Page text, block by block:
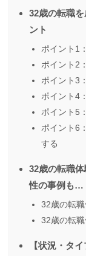
32歳の転職
ント
ポイント1
ポイント2
ポイント3
ポイント4
ポイント5
ポイント6
する
32歳の転職
性の事例も…
32歳の転
32歳の転
【状況・タ